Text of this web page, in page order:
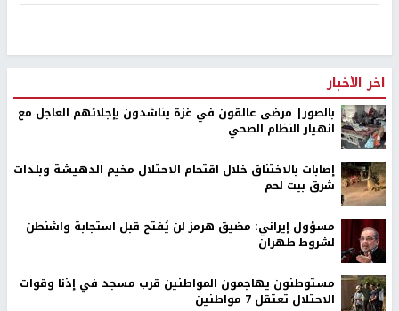
اخر الأخبار
بالصور| مرضى عالقون في غزة يناشدون بإجلائهم العاجل مع
انهيار النظام الصحي
إصابات بالاختناق خلال اقتحام الاحتلال مخيم الدهيشة وبلدات
شرق بيت لحم
مسؤول إيراني: مضيق هرمز لن يُفتح قبل استجابة واشنطن
لشروط طهران
مستوطنون يهاجمون المواطنين قرب مسجد في إذنا وقوات
الاحتلال تعتقل 7 مواطنين